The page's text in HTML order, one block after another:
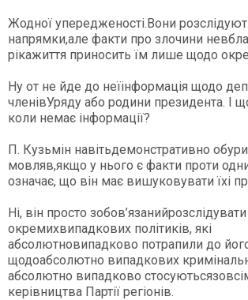
Жодної упередженості.Вони
напрямки,але факти про злочини
рікажиття приносить їм лише щодо
Ну от не йде до неїінформація щодо
членівУряду або родини президента. І
коли немає інформації?
П. Кузьмін навітьдемонстративно
мовляв,якщо у нього є факти проти
означає, що він має вишуковувати їхі
Ні, він просто
окремихвипадкових політиків, які
абсолютновипадково потрапили до
щодоабсолютно випадкових
абсолютно випадково
керівництва Партії регіонів.